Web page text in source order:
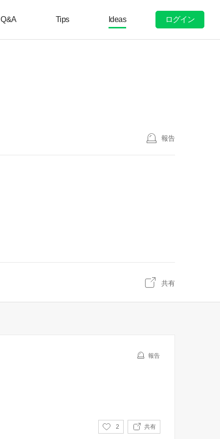
Q&A Tips Ideas ログイン
報告
共有
報告
い
2 共有